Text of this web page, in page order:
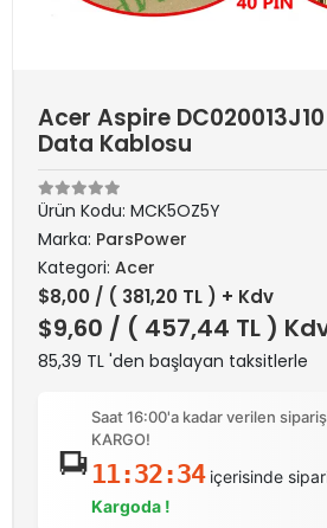
Acer Aspire
Data Kablosu
Ürün Kodu: MCK5OZ5Y
Marka: ParsPower
Kategori: Acer
$8,00 / ( 381,20 TL ) + Kdv
$9,60 / ( 457,44 TL )
85,39 TL 'den başlayan taksitlerle
Saat 16:00'a kadar verilen
KARGO!
11:32:34içerisinde
Kargoda !